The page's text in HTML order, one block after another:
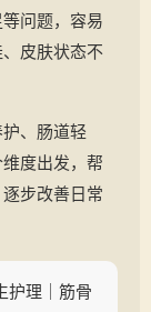
问题，容易
皮肤状态不
、肠道轻
度出发，帮
步改善日常
护理｜筋骨